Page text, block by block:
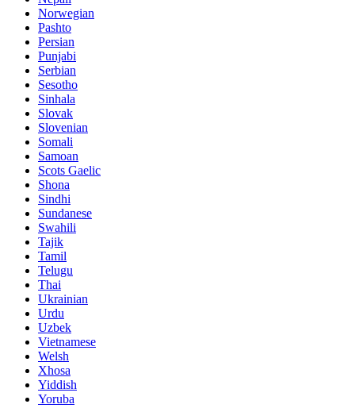
Norwegian
Pashto
Persian
Punjabi
Serbian
Sesotho
Sinhala
Slovak
Slovenian
Somali
Samoan
Scots Gaelic
Shona
Sindhi
Sundanese
Swahili
Tajik
Tamil
Telugu
Thai
Ukrainian
Urdu
Uzbek
Vietnamese
Welsh
Xhosa
Yiddish
Yoruba